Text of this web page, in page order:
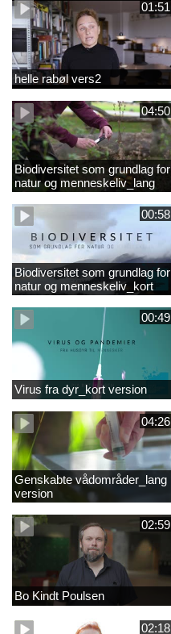
01:51
helle rabøl vers2
04:50
Biodiversitet som grundlag for
natur og menneskeliv_lang
version
00:58
Biodiversitet som grundlag for
natur og menneskeliv_kort
version
00:49
Virus fra dyr_kort version
04:26
Genskabte vådområder_lang
version
02:59
Bo Kindt Poulsen
02:18